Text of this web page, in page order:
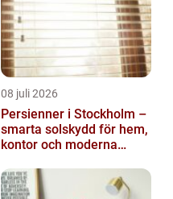
08 juli 2026
Persienner i Stockholm –
smarta solskydd för hem,
kontor och moderna